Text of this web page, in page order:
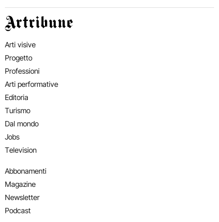
Artribune
Arti visive
Progetto
Professioni
Arti performative
Editoria
Turismo
Dal mondo
Jobs
Television
Abbonamenti
Magazine
Newsletter
Podcast